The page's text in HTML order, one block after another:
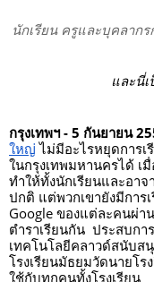
นักเรียน ครูและบุคลาก
และนี่เ
กรุงเทพฯ - 5 กันยายน
ใหญ่ ไม่มีอะไรหยุดการเ
ในกรุงเทพมหานครได้
ทำให้ทั้งนักเรียนและอาจ
ปกติ แต่พวกเขายังมีกา
Google ของแต่ละคนผ่า
ตำราเรียนกัน  ประสบก
เทคโนโลยีคลาวด์สนับส
โรงเรียนมัธยมวัดนายโร
ใช้กับทุกคนทั้งโรงเรียน